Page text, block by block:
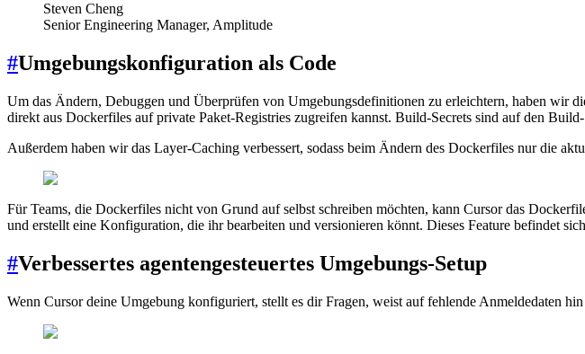
Steven Cheng
Senior Engineering Manager, Amplitude
#Umgebungskonfiguration als Code
Um das Ändern, Debuggen und Überprüfen von Umgebungsdefinitionen zu erleichtern, haben wir
direkt aus Dockerfiles auf private Paket-Registries zugreifen kannst. Build-Secrets sind auf den
Außerdem haben wir das Layer-Caching verbessert, sodass beim Ändern des Dockerfiles nur die
Für Teams, die Dockerfiles nicht von Grund auf selbst schreiben möchten, kann Cursor das
und erstellt eine Konfiguration, die ihr bearbeiten und versionieren könnt. Dieses Feature befindet
#Verbessertes agentengesteuertes Umgebungs-Setup
Wenn Cursor deine Umgebung konfiguriert, stellt es dir Fragen, weist auf fehlende Anmeldedaten